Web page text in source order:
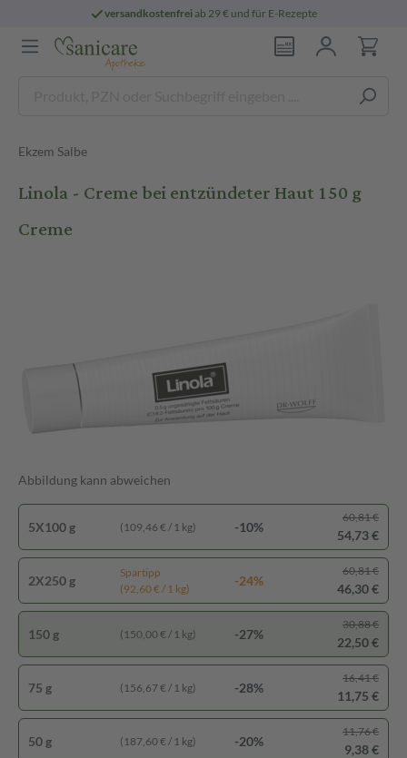
versandkostenfreiab 29 € und für E-Rezepte
Ekzem Salbe
Linola - Creme bei entzündeter Haut 150 g
Creme
Abbildung kann abweichen
5X100 g (109,46 € / 1 kg) -10%
60,81 €
54,73 €
2X250 g
Spartipp
(92,60 € / 1 kg)
-24%
60,81 €
46,30 €
150 g (150,00 € / 1 kg) -27%
30,88 €
22,50 €
75 g (156,67 € / 1 kg) -28%
16,41 €
11,75 €
50 g (187,60 € / 1 kg) -20%
11,76 €
9,38 €